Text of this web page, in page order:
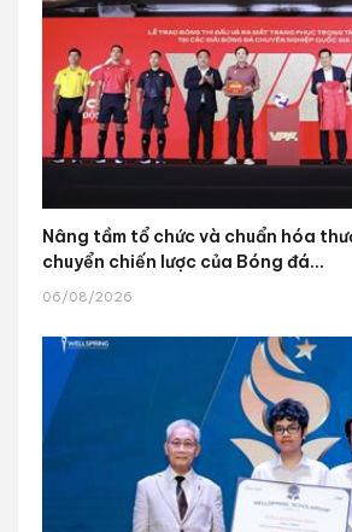
Nâng tầm tổ chức và chuẩn hóa
chuyển chiến lược của Bóng đá...
06/08/2026